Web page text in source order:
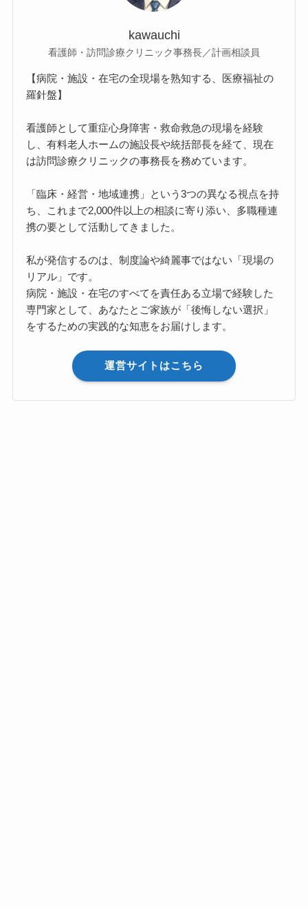
kawauchi
看護師・訪問診療クリニック事務長／計画相談員
【病院・施設・在宅の全現場を熟知する、医療福祉の
羅針盤】
看護師として重症心身障害・救命救急の現場を経験
し、有料老人ホームの施設長や統括部長を経て、現在
は訪問診療クリニックの事務長を務めています。
「臨床・経営・地域連携」という3つの異なる視点を持
ち、これまで2,000件以上の相談に寄り添い、多職種連
携の要として活動してきました。
私が発信するのは、制度論や綺麗事ではない「現場の
リアル」です。
病院・施設・在宅のすべてを責任ある立場で経験した
専門家として、あなたとご家族が「後悔しない選択」
をするための実践的な知恵をお届けします。
運営サイトはこちら